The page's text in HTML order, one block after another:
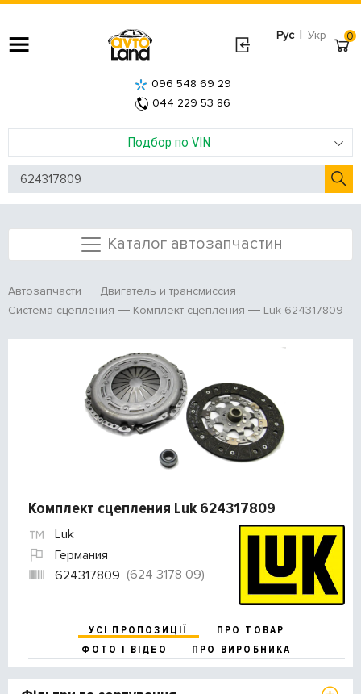
Рус | Укр
Подбор по VIN
096 548 69 29
044 229 53 86
0
Каталог автозапчастин
Автозапчасти
Двигатель и трансмиссия
Система сцепления
Комплект сцепления Luk 624317809
Комплект сцепления Luk 624317809
Luk
Германия
624317809 (624 3178 09)
УСІ ПРОПОЗИЦІЇ
ПРО ТОВАР
ФОТО І ВІДЕО
ПРО ВИРОБНИКА